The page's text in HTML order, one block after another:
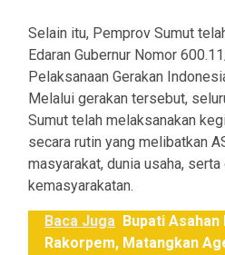
Selain itu, Pemprov Sumut
Edaran Gubernur Nomor
Pelaksanaan Gerakan
Melalui gerakan tersebut,
Sumut telah melaksanakan
secara rutin yang melibatkan
masyarakat, dunia usaha,
kemasyarakatan.
Baca Juga Bupati Asahan
Rakorpem, Matangkan